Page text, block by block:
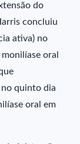
do
concluiu
ativa) no
oral
quinto dia
oral em